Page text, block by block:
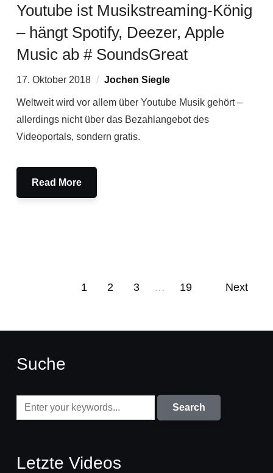
Youtube ist Musikstreaming-König
– hängt Spotify, Deezer, Apple
Music ab # SoundsGreat
17. Oktober 2018 Jochen Siegle
Weltweit wird vor allem über Youtube Musik gehört –
allerdings nicht über das Bezahlangebot des
Videoportals, sondern gratis.
Read More
1 2 3 … 19 Next
Suche
Letzte Videos